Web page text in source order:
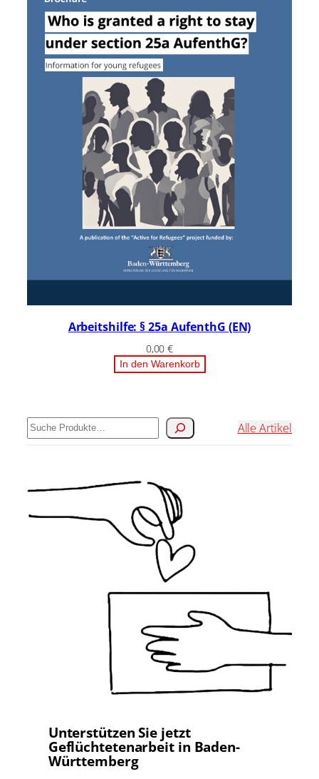
Arbeitshilfe: § 25a AufenthG (EN)
0,00€
In den Warenkorb
Suchen Alle Artikel
Unterstützen Sie jetzt
Geflüchtetenarbeit in Baden-
Württemberg